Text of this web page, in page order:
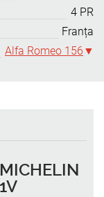
4 PR
Franța
Alfa Romeo 156